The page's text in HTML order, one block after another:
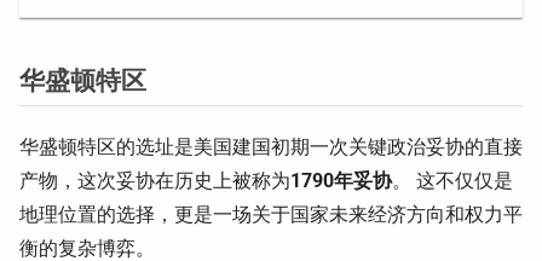
华盛顿特区
华盛顿特区的选址是美国建国初期一次关键政治妥协的直接
产物，这次妥协在历史上被称为1790年妥协。 这不仅仅是
地理位置的选择，更是一场关于国家未来经济方向和权力平
衡的复杂博弈。